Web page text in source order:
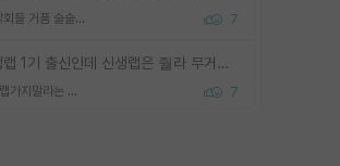
AI 학회들 거품 슬슬 지적이 나오네요 7
신생랩 1기 출신인데 신생랩은 줠라 무거운 바벨 같은거임. 들면 대박인데 못들면 깔려 죽음. 아무도 알려주지 않는 환경에서 자생해야하지만, 일단 살아남았다면 그 어떤 사람보다 악착같고 생존력 높은 사람으로 거듭날 수 있음
신생랩가지말라는 이유가 있었구나 7